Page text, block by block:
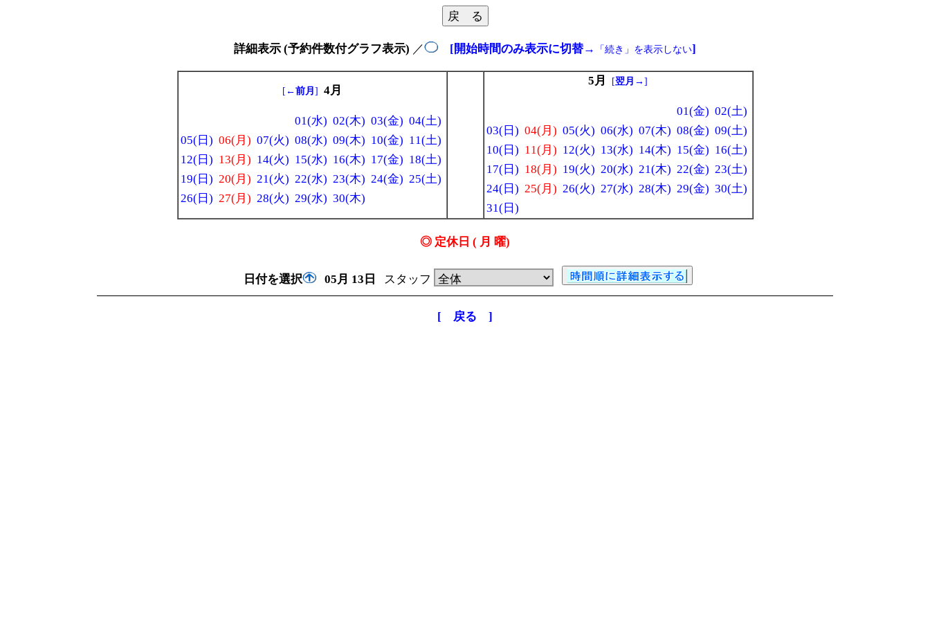
詳細表示 (予約件数付グラフ表示) ／ [開始時間のみ表示に切替→ 「続き」を表示しない]
[ ←前月 ] 4月
01(水) 02(木) 03(金) 04(土)
05(日) 06(月) 07(火) 08(水) 09(木) 10(金) 11(土)
12(日) 13(月) 14(火) 15(水) 16(木) 17(金) 18(土)
19(日) 20(月) 21(火) 22(水) 23(木) 24(金) 25(土)
26(日) 27(月) 28(火) 29(水) 30(木)
5月 [翌月→]
01(金) 02(土)
03(日) 04(月) 05(火) 06(水) 07(木) 08(金) 09(土)
10(日) 11(月) 12(火) 13(水) 14(木) 15(金) 16(土)
17(日) 18(月) 19(火) 20(水) 21(木) 22(金) 23(土)
24(日) 25(月) 26(火) 27(水) 28(木) 29(金) 30(土)
31(日)
◎ 定休日 ( 月 曜)
日付を選択 05月 13日 スタッフ
[ 戻る ]